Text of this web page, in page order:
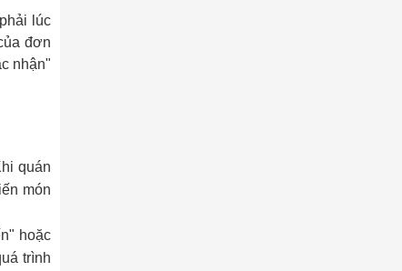
lúc
đơn
nhận"
quán
món
hoặc
trình